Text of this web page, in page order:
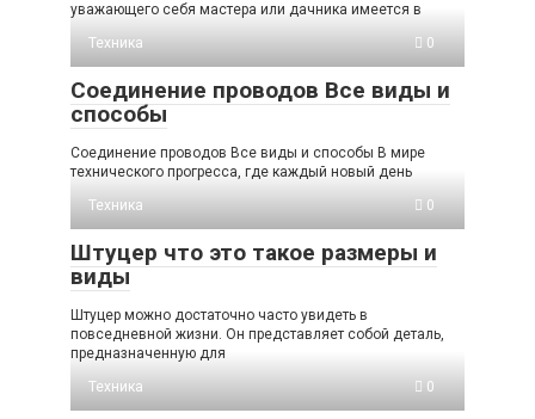
уважающего себя мастера или дачника имеется в
Техника
0
Соединение проводов Все виды и
способы
Соединение проводов Все виды и способы В мире
технического прогресса, где каждый новый день
Техника
0
Штуцер что это такое размеры и
виды
Штуцер можно достаточно часто увидеть в
повседневной жизни. Он представляет собой деталь,
предназначенную для
Техника
0